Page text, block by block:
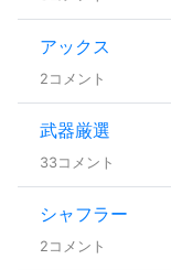
アックス
2コメント
武器厳選
33コメント
シャフラー
2コメント